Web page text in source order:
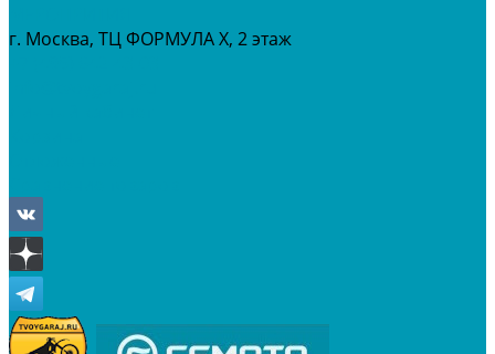
г. Москва, ТЦ ФОРМУЛА Х, 2 этаж